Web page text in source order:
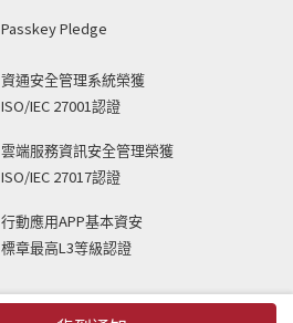
Passkey Pledge
資通安全管理系統榮獲
ISO/IEC 27001認證
雲端服務資訊安全管理榮獲
ISO/IEC 27017認證
行動應用APP基本資安
標章最高L3等級認證